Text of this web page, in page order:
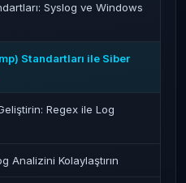
Syslog ve Windows
Standartları ile Siber
Regex ile Log
Analizini Kolaylaştırın